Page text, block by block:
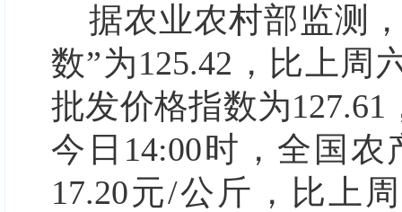
据农业农村部监测
数”为125.42，比上周
批发价格指数为
今日14:00时，全国
17.20元/公斤，比上